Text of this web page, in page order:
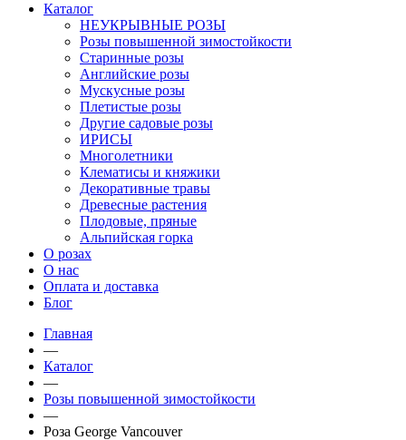
Каталог
НЕУКРЫВНЫЕ РОЗЫ
Розы повышенной зимостойкости
Старинные розы
Английские розы
Мускусные розы
Плетистые розы
Другие садовые розы
ИРИСЫ
Многолетники
Клематисы и княжики
Декоративные травы
Древесные растения
Плодовые, пряные
Альпийская горка
О розах
О нас
Оплата и доставка
Блог
Главная
—
Каталог
—
Розы повышенной зимостойкости
—
Роза George Vancouver